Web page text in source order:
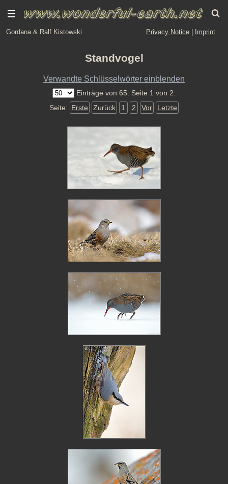
Gordana & Ralf Kistowski Privacy Notice Imprint
Standvogel
Verwandte Schlüsselwörter einblenden
Einträge von 65. Seite 1 von 2.
Seite: Erste Zurück 1 2 Vor Letzte